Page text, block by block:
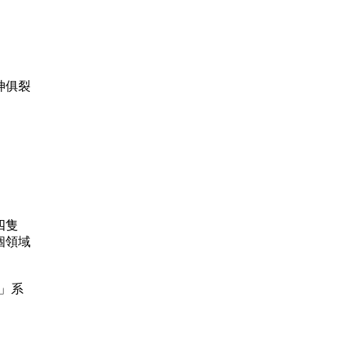
俱裂
隻
領域
系